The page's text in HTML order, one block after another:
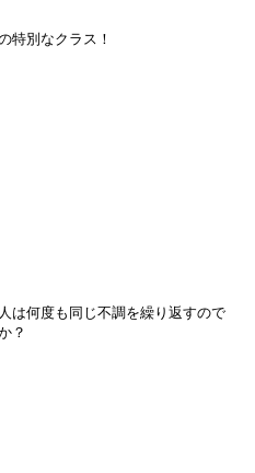
特別なクラス！
は何度も同じ不調を繰り返すので
？